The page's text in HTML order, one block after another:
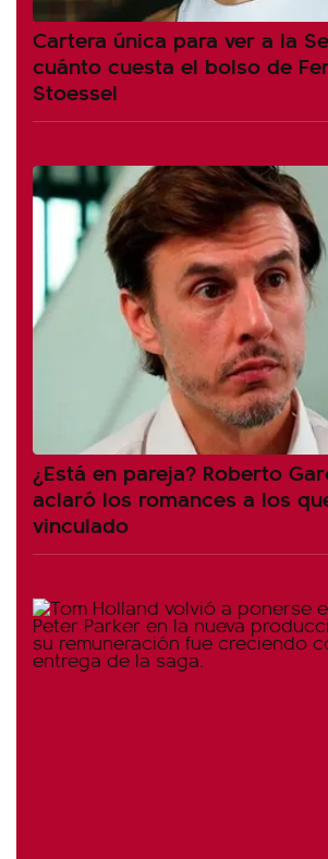
Cartera única para ver a la
cuánto cuesta el bolso de
Stoessel
¿Está en pareja? Roberto
aclaró los romances a los
vinculado